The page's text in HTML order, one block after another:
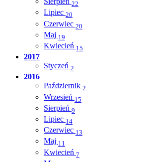
22
Lipiec 20
Czerwiec 20
Maj 19
Kwiecień 15
2017
Styczeń 2
2016
Październik 2
Wrzesień 15
Sierpień 9
Lipiec 14
Czerwiec 13
Maj 11
Kwiecień 7